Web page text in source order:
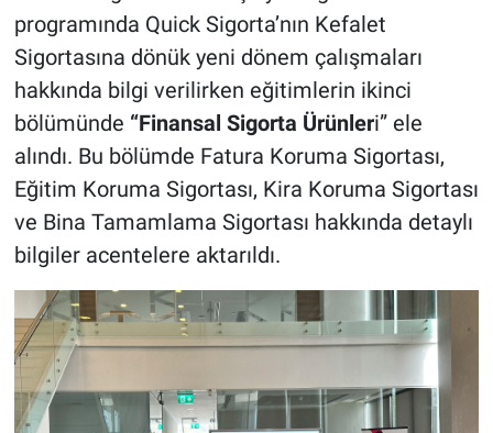
programında Quick Sigorta’nın Kefalet
Sigortasına dönük yeni dönem çalışmaları
hakkında bilgi verilirken eğitimlerin ikinci
bölümünde “Finansal Sigorta Ürünleri” ele
alındı. Bu bölümde Fatura Koruma Sigortası,
Eğitim Koruma Sigortası, Kira Koruma Sigortası
ve Bina Tamamlama Sigortası hakkında detaylı
bilgiler acentelere aktarıldı.